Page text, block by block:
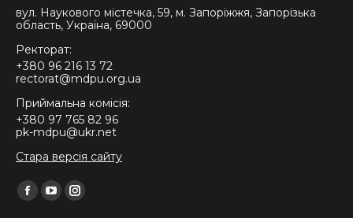
вул. Наукового містечка, 59, м. Запоріжжя, Запорізька
область, Україна, 69000
Ректорат:
+380 96 216 13 72
rectorat@mdpu.org.ua
Приймальна комісія:
+380 97 765 82 96
pk-mdpu@ukr.net
Стара версія сайту
Find us on:
Facebook
YouTubeInstagram